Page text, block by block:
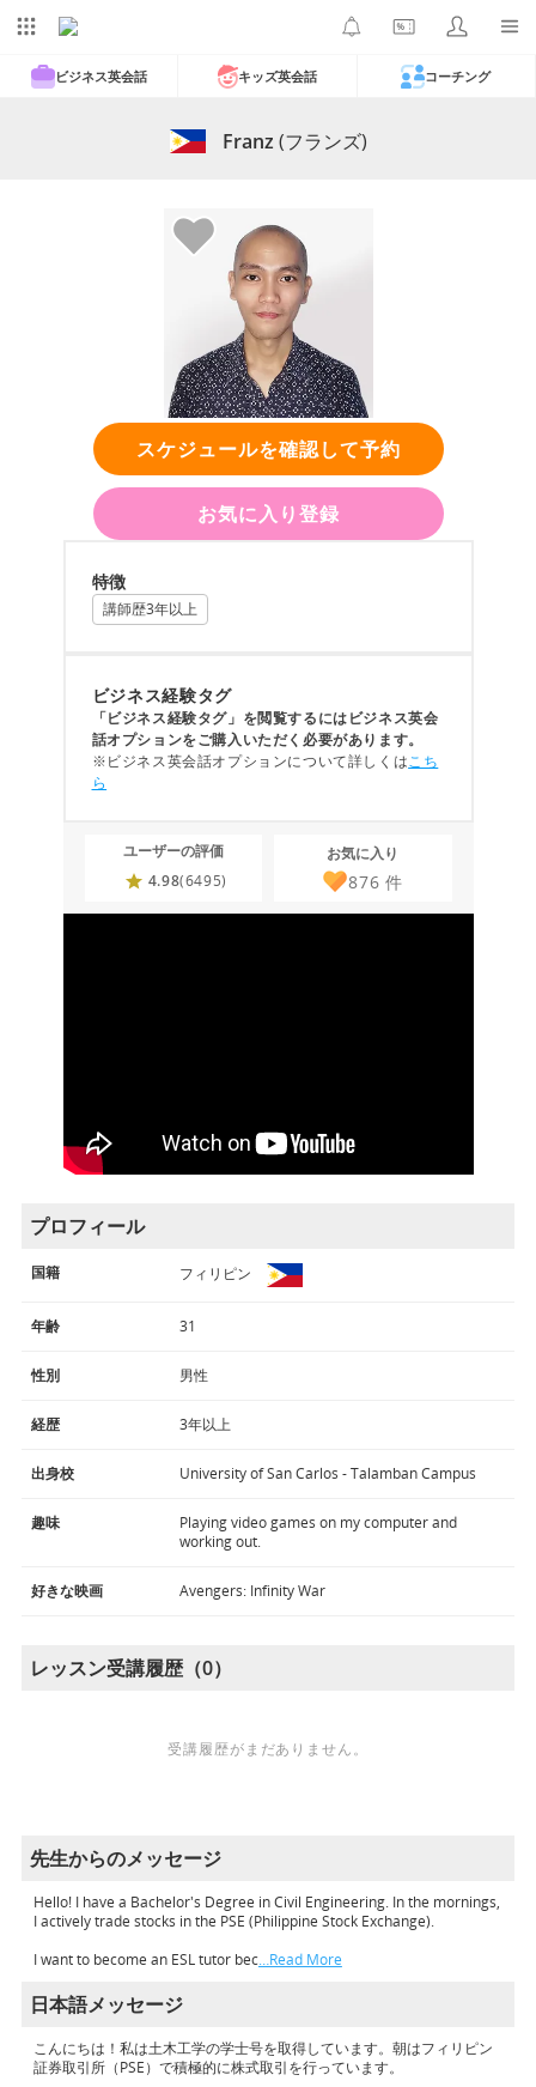
ビジネス英会話 キッズ英会話 コーチング
Franz (フランズ)
スケジュールを確認して予約
お気に入り登録
特徴
講師歴3年以上
ビジネス経験タグ
「ビジネス経験タグ」を閲覧するにはビジネス英会
話オプションをご購入いただく必要があります。
※ビジネス英会話オプションについて詳しくはこち
ら
ユーザーの評価
4.98(6495)
お気に入り
876 件
プロフィール
国籍 フィリピン
年齢 31
性別 男性
経歴 3年以上
出身校 University of San Carlos - Talamban Campus
趣味
Playing video games on my computer and
working out.
好きな映画 Avengers: Infinity War
レッスン受講履歴（0）
受講履歴がまだありません。
先生からのメッセージ
Hello! I have a Bachelor's Degree in Civil Engineering. In the mornings,
I actively trade stocks in the PSE (Philippine Stock Exchange).
I want to become an ESL tutor bec…Read More
日本語メッセージ
こんにちは！私は土木工学の学士号を取得しています。朝はフィリピン
証券取引所（PSE）で積極的に株式取引を行っています。